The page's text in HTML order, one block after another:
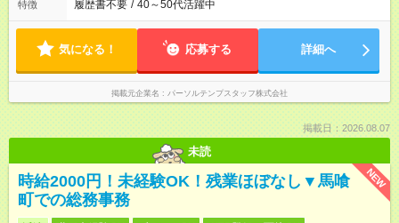
特徴 履歴書不要 / 40～50代活躍中
気になる！ 応募する 詳細へ
掲載元企業名 パーソルテンプスタッフ株式会社
掲載日：2026.08.07
未読
NEW
時給2000円！未経験OK！残業ほぼなし▼馬喰
町での総務事務